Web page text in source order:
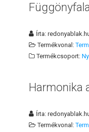
Írta:
Termékvonal:
Termékcsoport:
Harmonika
Írta:
Termékvonal: